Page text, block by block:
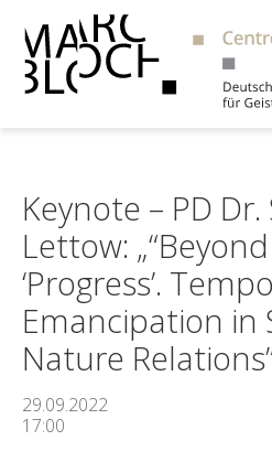
Keynote – PD
Lettow:
‘Progress’.
Emancipation in
Nature
29.09.2022
17:00